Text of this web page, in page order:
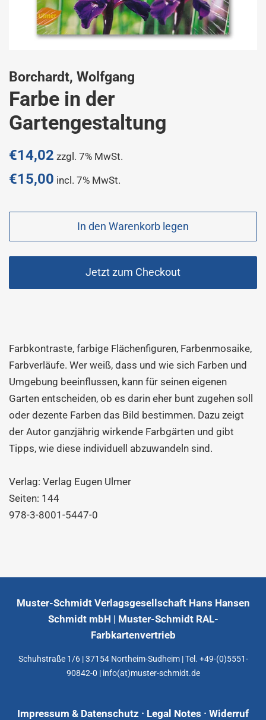
Borchardt, Wolfgang
Farbe in der
Gartengestaltung
Normaler
€14,02 zzgl. 7% MwSt.
€15,00 incl. 7% MwSt.
In den Warenkorb legen
Jetzt zum Checkout
Farbkontraste, farbige Flächenfiguren, Farbenmosaike,
Farbverläufe. Wer weiß, dass und wie sich Farben und
Umgebung beeinflussen, kann für seinen eigenen
Garten entscheiden, ob es darin eher bunt zugehen soll
oder dezente Farben das Bild bestimmen. Dazu zeigt
der Autor ganzjährig wirkende Farbgärten und gibt
Tipps, wie diese individuell abzuwandeln sind.
Verlag: Verlag Eugen Ulmer
Seiten: 144
978-3-8001-5447-0
Muster-Schmidt Verlagsgesellschaft Hans Hansen
Schmidt mbH | Muster-Schmidt RAL-
Farbkartenvertrieb
Schuhstraße 1/6 | 37154 Northeim-Sudheim | Tel. +49-(0)5551-
90842-0 | info(at)muster-schmidt.de
Impressum & Datenschutz · Legal Notes · Widerruf